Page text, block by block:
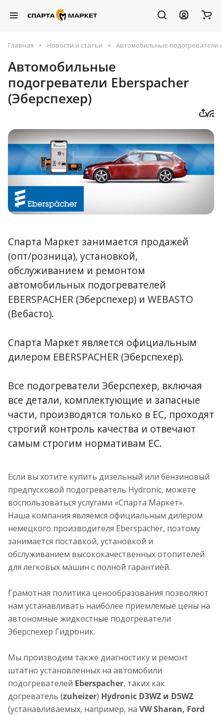
Главная Новости и статьи Автомобильные подогреватели
Автомобильные
подогреватели Eberspacher
(Эберспехер)
Спарта Маркет занимается продажей
(опт/розница), установкой,
обслуживанием и ремонтом
автомобильных подогревателей
EBERSPACHER (Эберспехер) и WEBASTO
(Вебасто).
Спарта Маркет является официальным
дилером EBERSPACHER (Эберспехер).
В се подогреватели Эберспехер, включая
все детали, комплектующие и запасные
части, производятся только в ЕС, проходят
строгий контроль качества и отвечают
самым строгим нормативам ЕС.
Если вы хотите купить дизельный или бензиновый
предпусковой подогреватель Hydronic, можете
воспользоваться услугами «Спарта Маркет».
Наша компания являемся официальным дилером
немецкого производителя Eberspacher, поэтому
занимается поставкой, установкой и
обслуживанием высококачественных отопителей
для легковых машин с полной гарантией.
Грамотная политика ценообразования позволяют
нам устанавливать наиболее приемлемые цены на
автономные жидкостные подогреватели
Эберспехер Гидроник.
Мы производим также диагностику и ремонт
штатно установленных на автомобили
подогревателей Eberspacher, таких как
догреватель (zuheizer) Hydronic D3WZ и D5WZ
(устанавливаемых, например, на VW Sharan, Ford